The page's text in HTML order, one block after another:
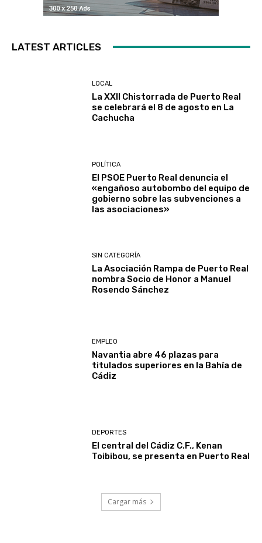
LATEST ARTICLES
LOCAL
La XXII Chistorrada de Puerto Real
se celebrará el 8 de agosto en La
Cachucha
POLÍTICA
El PSOE Puerto Real denuncia el
«engañoso autobombo del equipo de
gobierno sobre las subvenciones a
las asociaciones»
SIN CATEGORÍA
La Asociación Rampa de Puerto Real
nombra Socio de Honor a Manuel
Rosendo Sánchez
EMPLEO
Navantia abre 46 plazas para
titulados superiores en la Bahía de
Cádiz
DEPORTES
El central del Cádiz C.F., Kenan
Toibibou, se presenta en Puerto Real
Cargar más